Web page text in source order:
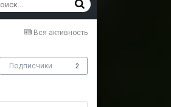
Вся активность
Подписчики 2